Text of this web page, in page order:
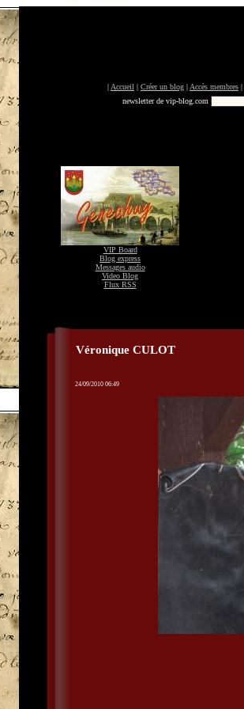
| Accueil | Créer un blog | Accès membres |
newsletter de vip-blog.com
VIP Board
Blog express
Messages audio
Video Blog
Flux RSS
Véronique CULOT
24/09/2010 06:49